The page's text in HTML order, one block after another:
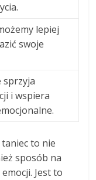
lepiej
swoje
sprzyja
i wspiera
to nie
sposób na
Jest to